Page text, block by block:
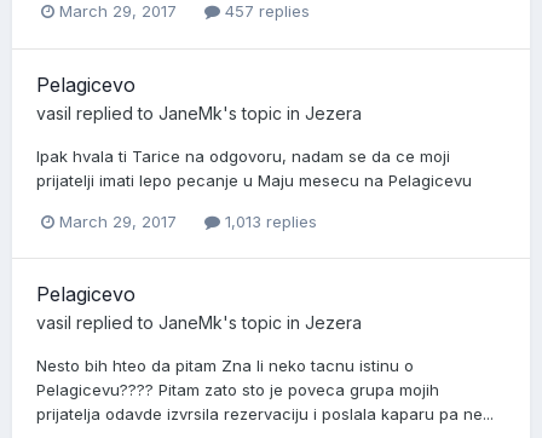
March 29, 2017 457 replies
Pelagicevo
vasil replied to JaneMk's topic in Jezera
Ipak hvala ti Tarice na odgovoru, nadam se da ce moji
prijatelji imati lepo pecanje u Maju mesecu na Pelagicevu
March 29, 2017 1,013 replies
Pelagicevo
vasil replied to JaneMk's topic in Jezera
Nesto bih hteo da pitam Zna li neko tacnu istinu o
Pelagicevu???? Pitam zato sto je poveca grupa mojih
prijatelja odavde izvrsila rezervaciju i poslala kaparu pa ne...